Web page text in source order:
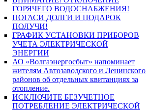
ГОРЯЧЕГО ВОДОСНАБЖЕНИЯ!
ПОГАСИ ДОЛГИ И ПОДАРОК
ПОЛУЧИ!
ГРАФИК УСТАНОВКИ ПРИБОРОВ
УЧЕТА ЭЛЕКТРИЧЕСКОЙ
ЭНЕРГИИ
АО «Волгаэнергосбыт» напоминает
жителям Автозаводского и Ленинского
районов об отдельных квитанциях за
отопление.
ИСКЛЮЧИТЕ БЕЗУЧЕТНОЕ
ПОТРЕБЛЕНИЕ ЭЛЕКТРИЧЕСКОЙ